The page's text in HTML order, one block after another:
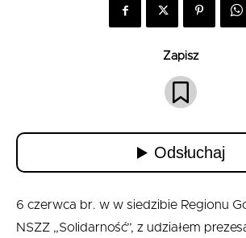
Zapisz
6 czerwca br. w w siedzibie Regionu
NSZZ „Solidarność”, z udziałem